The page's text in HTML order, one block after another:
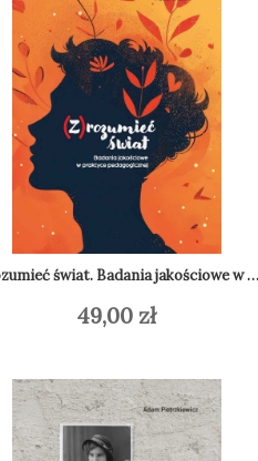
(Z)rozumieć świat. Badania jakościowe w praktyce pedagogicznej
49,00 zł
Dodaj do koszyka